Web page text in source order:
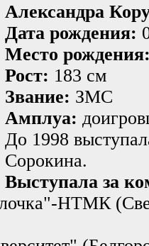
Александра
Дата рождения:
Место
Рост: 183 см
Звание: ЗМС
Амплуа:
До 1998
Сорокина.
Выступала за
НТМК